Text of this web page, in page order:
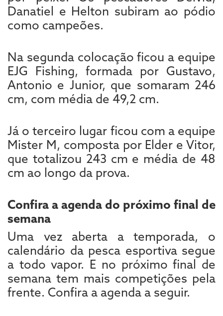
Danatiel e Helton subiram ao pódio
como campeões.
Na segunda colocação ficou a equipe
EJG Fishing, formada por Gustavo,
Antonio e Junior, que somaram 246
cm, com média de 49,2 cm.
Já o terceiro lugar ficou com a equipe
Mister M, composta por Elder e Vitor,
que totalizou 243 cm e média de 48
cm ao longo da prova.
Confira a agenda do próximo final de
semana
Uma vez aberta a temporada, o
calendário da pesca esportiva segue
a todo vapor. E no próximo final de
semana tem mais competições pela
frente. Confira a agenda a seguir.